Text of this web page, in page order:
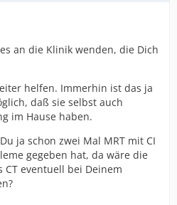
an die Klinik wenden, die Dich
helfen. Immerhin ist das ja
daß sie selbst auch
im Hause haben.
ja schon zwei Mal MRT mit CI
gegeben hat, da wäre die
CT eventuell bei Deinem